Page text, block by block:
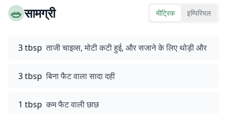
🥗सामग्री मीट्रिक इम्पिरियल
3 tbsp ताजी चाइव्स, मोटी कटी हुई, और सजाने के लिए थोड़ी और
3 tbsp बिना फैट वाला सादा दही
1 tbsp कम फैट वाली छाछ